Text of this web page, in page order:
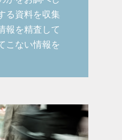
る資料を収集
報を精査して
こない情報を